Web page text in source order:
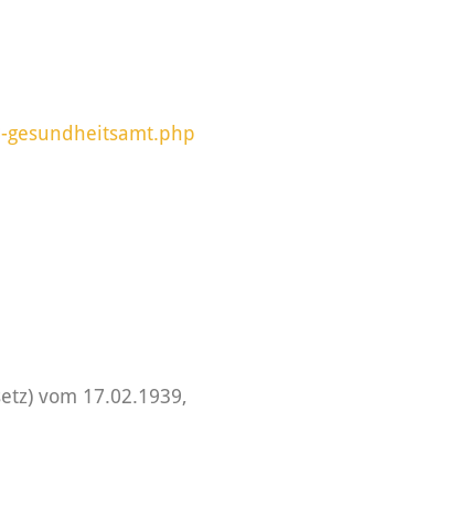
vom 17.02.1939,